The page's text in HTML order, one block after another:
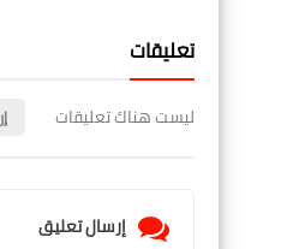
تعليقات
ليست هناك تعليقات
إرسال تعليق